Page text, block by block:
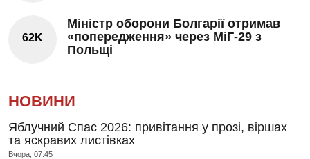
62K
Міністр оборони Болгарії отримав
«попередження» через МіГ-29 з
Польщі
НОВИНИ
Яблучний Спас 2026: привітання у прозі, віршах
та яскравих листівках
Вчора, 07:45